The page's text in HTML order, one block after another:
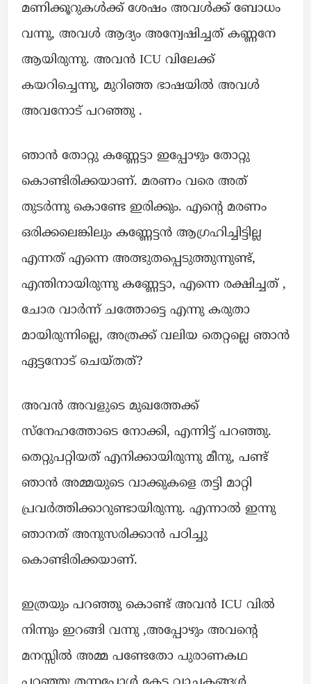
മണിക്കൂറുകൾക്ക് ശേഷം അവൾക്ക് ബോധം
വന്നു, അവൾ ആദ്യം അന്വേഷിച്ചത് കണ്ണനേ
ആയിരുന്നു. അവൻ ICU വിലേക്ക്
കയറിച്ചെന്നു, മുറിഞ്ഞ ഭാഷയിൽ അവൾ
അവനോട് പറഞ്ഞു .
ഞാൻ തോറ്റു കണ്ണേട്ടാ ഇപ്പോഴും തോറ്റു
കൊണ്ടിരിക്കയാണ്. മരണം വരെ അത്
തുടർന്നു കൊണ്ടേ ഇരിക്കും. എന്റെ മരണം
ഒരിക്കലെങ്കിലും കണ്ണേട്ടൻ ആഗ്രഹിച്ചിട്ടില്ല
എന്നത് എന്നെ അത്ഭുതപ്പെടുത്തുന്നുണ്ട്,
എന്തിനായിരുന്നു കണ്ണേട്ടാ, എന്നെ രക്ഷിച്ചത് ,
ചോര വാർന്ന് ചത്തോട്ടെ എന്നു കരുതാ
മായിരുന്നില്ലെ, അത്രക്ക് വലിയ തെറ്റല്ലെ ഞാൻ
ഏട്ടനോട് ചെയ്തത്?
അവൻ അവളുടെ മുഖത്തേക്ക്
സ്നേഹത്തോടെ നോക്കി, എന്നിട്ട് പറഞ്ഞു.
തെറ്റുപറ്റിയത് എനിക്കായിരുന്നു മീനു, പണ്ട്
ഞാൻ അമ്മയുടെ വാക്കുകളെ തട്ടി മാറ്റി
പ്രവർത്തിക്കാറുണ്ടായിരുന്നു. എന്നാൽ ഇന്നു
ഞാനത് അനുസരിക്കാൻ പഠിച്ചു
കൊണ്ടിരിക്കയാണ്.
ഇത്രയും പറഞ്ഞു കൊണ്ട് അവൻ ICU വിൽ
നിന്നും ഇറങ്ങി വന്നു ,അപ്പോഴും അവന്റെ
മനസ്സിൽ അമ്മ പണ്ടേതോ പുരാണകഥ